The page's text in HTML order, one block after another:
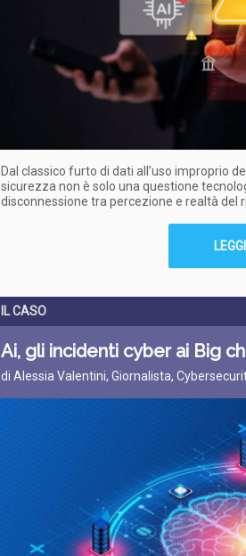
Dal classico furto di dati all’uso improprio
sicurezza non è solo una questione
disconnessione tra percezione e realtà del
IL CASO
Ai, gli incidenti cyber ai Big
di Alessia Valentini, Giornalista,